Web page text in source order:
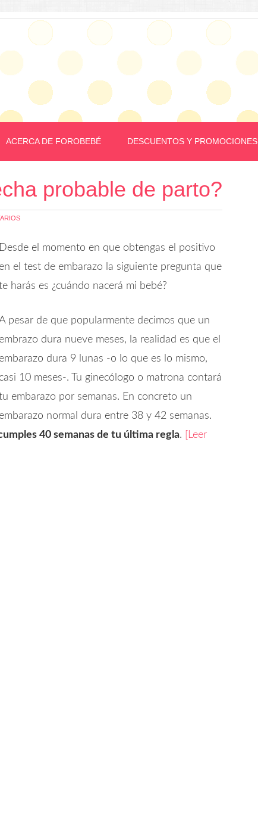
ACERCA DE FOROBEBÉ DESCUENTOS Y PROMOCIONES
probable de parto?
Desde el momento en que obtengas el positivo
en el test de embarazo la siguiente pregunta que
harás es ¿cuándo nacerá mi bebé?
pesar de que popularmente decimos que un
embrazo dura nueve meses, la realidad es que el
embarazo dura 9 lunas -o lo que es lo mismo,
casi 10 meses-. Tu ginecólogo o matrona contará
embarazo por semanas. En concreto un
embarazo normal dura entre 38 y 42 semanas.
40 semanas de tu última regla.
[Leer